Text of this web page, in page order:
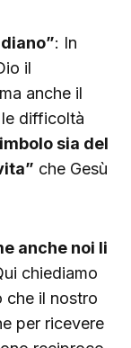
: In
il
anche il
difficoltà
sia del
che Gesù
anche noi li
chiediamo
che il nostro
per ricevere